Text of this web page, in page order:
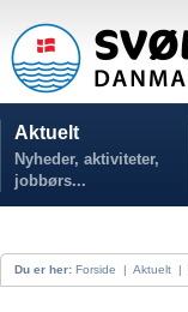
Aktuelt
Nyheder, aktiviteter,
jobbørs...
Du er her: Forside | Aktuelt |